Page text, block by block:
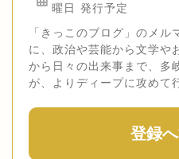
曜日 発行予定
「きっこのブログ」のメ
に、政治や芸能から文学や
から日々の出来事まで、多
が、よりディープに攻めて
登録